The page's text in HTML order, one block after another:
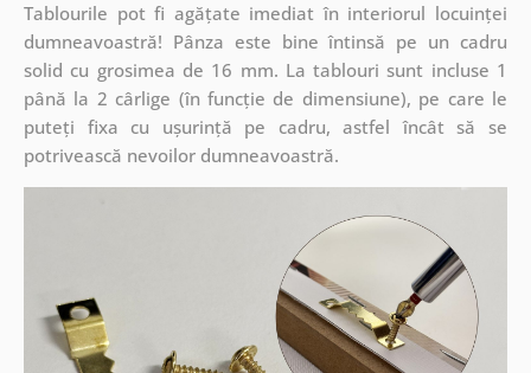
Tablourile pot fi agățate imediat în interiorul locuinței
dumneavoastră! Pânza este bine întinsă pe un cadru
solid cu grosimea de 16 mm. La tablouri sunt incluse 1
până la 2 cârlige (în funcție de dimensiune), pe care le
puteți fixa cu ușurință pe cadru, astfel încât să se
potrivească nevoilor dumneavoastră.